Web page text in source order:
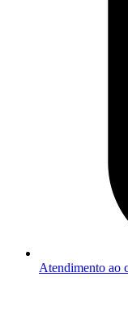
Atendimento ao